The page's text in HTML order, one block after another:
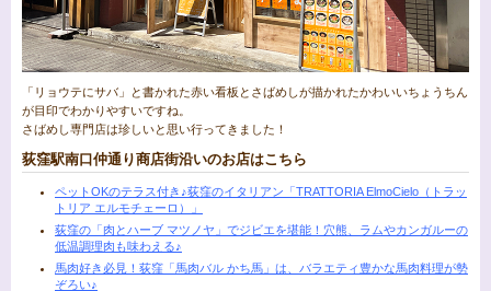
「リョウテにサバ」と書かれた赤い看板とさばめしが描かれたかわいいちょうちん
が目印でわかりやすいですね。
さばめし専門店は珍しいと思い行ってきました！
荻窪駅南口仲通り商店街沿いのお店はこちら
ペットOKのテラス付き♪荻窪のイタリアン「TRATTORIA ElmoCielo（トラッ
トリア エルモチェーロ）」
荻窪の「肉とハーブ マツノヤ」でジビエを堪能！穴熊、ラムやカンガルーの
低温調理肉も味わえる♪
馬肉好き必見！荻窪「馬肉バル かち馬」は、バラエティ豊かな馬肉料理が勢
ぞろい♪